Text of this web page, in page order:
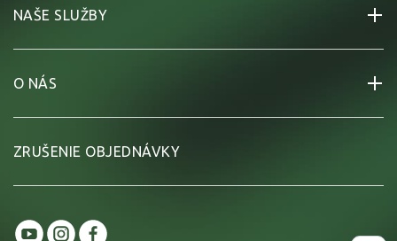
NAŠE SLUŽBY
O NÁS
ZRUŠENIE OBJEDNÁVKY